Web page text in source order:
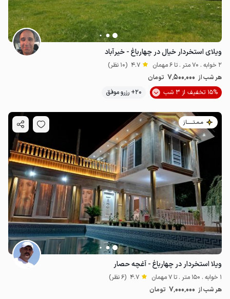
ویلای استخردار خیال در چهارباغ - خیرآباد
2 خوابه . 70 متر . تا 6 مهمان 4.7 (10 نظر)
هر شب از 7٬500٬000 تومان
15% تخفیف از 3 شب
20+ رزرو موفق
مـمـتــــــاز
ویلا استخردار در چهارباغ - آغچه حصار
1 خوابه . 150 متر . تا 7 مهمان 4.7 (6 نظر)
هر شب از 7٬000٬000 تومان